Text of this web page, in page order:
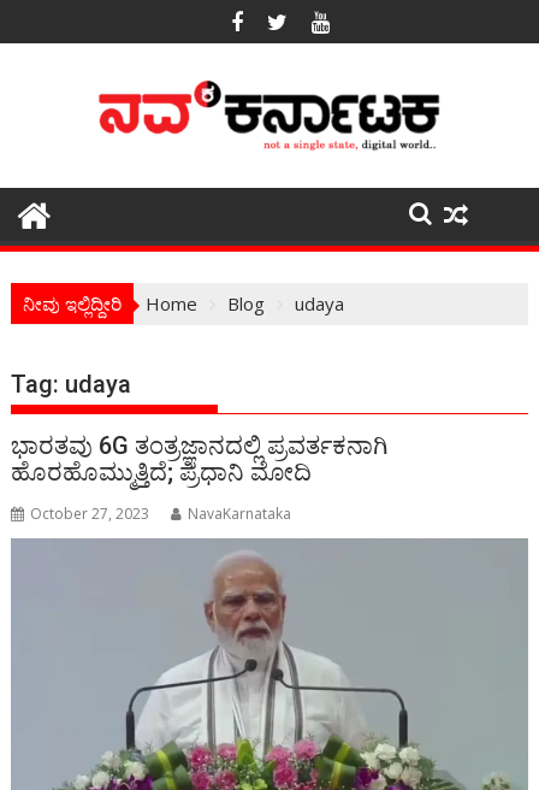
to
ನೀವು ಇಲ್ಲಿದ್ದೀರಿ Home Blog udaya
Tag: udaya
ಭಾರತವು 6G ತಂತ್ರಜ್ಞಾನದಲ್ಲಿ ಪ್ರವರ್ತಕನಾಗಿ
ಹೊರಹೊಮ್ಮುತ್ತಿದೆ; ಪ್ರಧಾನಿ ಮೋದಿ
October 27, 2023 NavaKarnataka